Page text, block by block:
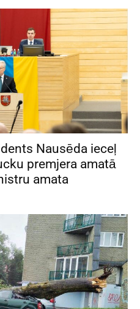
Nausēda ieceļ
premjera amatā
amata